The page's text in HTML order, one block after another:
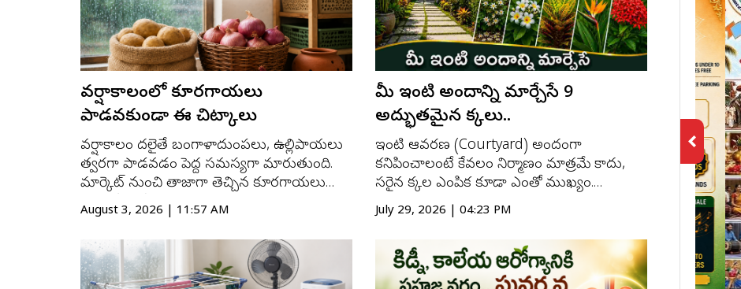
వర్షాకాలంలో కూరగాయలు
పాడవకుండా ఈ చిట్కాలు
వర్షాకాలం మొదలైతే బంగాళాదుంపలు, ఉల్లిపాయలు
త్వరగా పాడవడం పెద్ద సమస్యగా మారుతుంది.
మార్కెట్ నుంచి తాజాగా తెచ్చిన కూరగాయలు
కొన్ని రోజుల్లోనే మొలకెత్తడం, మెత్తబడడం లేదా
కుళ్లిపోవడం వల్ల డబ్బు వృథా కావడంతో పాటు
వంటకు ఇబ్బందులు కూడా ఎదురవుతాయి.
అయితే ఇందుకు ప్రధాన కారణం వర్షాకాలంలో
గాలిలో ఉండే అధిక తే...
August 3, 2026 | 11:57 AM
మీ ఇంటి అందాన్ని మార్చేసే 9
అద్భుతమైన మొక్కలు..
ఇంటి ఆవరణ (Courtyard) అందంగా
కనిపించాలంటే కేవలం నిర్మాణం మాత్రమే కాదు,
సరైన మొక్కల ఎంపిక కూడా ఎంతో ముఖ్యం.
పచ్చదనం నిండిన ఆవరణ ఇంటికి ప్రత్యేక
ఆకర్షణను తీసుకురావడమే కాకుండా ప్రశాంతమైన
వాతావరణాన్ని కూడా కల్పిస్తుంది. భారతదేశం
(India) వాతావరణానికి అనుకూలంగా పెరిగే కొన్ని
అలంకార మొక్కలు ఇంటి అందాన్న...
July 29, 2026 | 04:23 PM